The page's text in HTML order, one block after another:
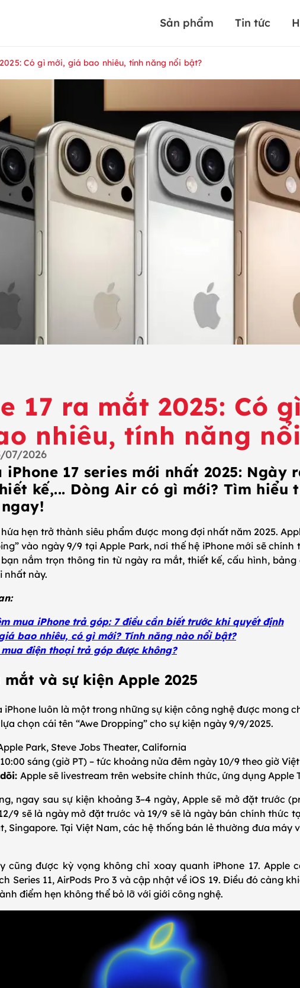
Sản phẩm Tin tức
Có gì mới, giá bao nhiêu, tính năng nổi bật?
17 ra mắt 2025: Có
nhiêu, tính năng
07/2026
iPhone 17 series mới nhất 2025: Ngày
kế,... Dòng Air có gì mới? Tìm hiểu
hứa hẹn trở thành siêu phẩm được mong đợi nhất năm 2025.
vào ngày 9/9 tại Apple Park, nơi thế hệ iPhone mới sẽ chính
nắm trọn thông tin từ ngày ra mắt, thiết kế, cấu hình, bảng
nhất này.
mua iPhone trả góp: 7 điều cần biết trước khi quyết định
bao nhiêu, có gì mới? Tính năng nào nổi bật?
điện thoại trả góp được không?
mắt và sự kiện Apple 2025
iPhone luôn là một trong những sự kiện công nghệ được mong
chọn cái tên “Awe Dropping” cho sự kiện ngày 9/9/2025.
Park, Steve Jobs Theater, California
10:00 sáng (giờ PT) – tức khoảng nửa đêm ngày 10/9 theo giờ
Apple sẽ livestream trên website chính thức, ứng dụng Apple
ngay sau sự kiện khoảng 3–4 ngày, Apple sẽ mở đặt trước
9 sẽ là ngày mở đặt trước và 19/9 sẽ là ngày bán chính thức
Singapore. Tại Việt Nam, các hệ thống bán lẻ thường đưa máy
cũng được kỳ vọng không chỉ xoay quanh iPhone 17. Apple
Series 11, AirPods Pro 3 và cập nhật về iOS 19. Điều đó càng
điểm hẹn không thể bỏ lỡ với giới công nghệ.